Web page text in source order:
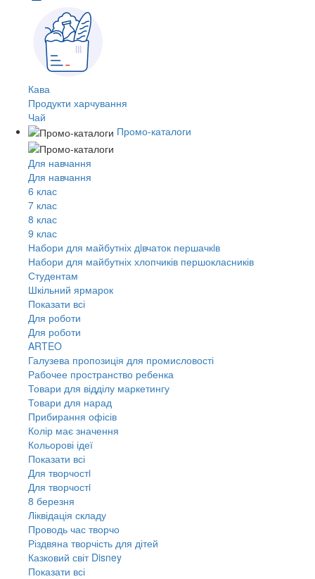
Кава
Продукти харчування
Чай
Промо-каталоги
Для навчання
Для навчання
6 клас
7 клас
8 клас
9 клас
Набори для майбутніх дiвчаток першачкiв
Набори для майбутніх хлопчиків першокласників
Студентам
Шкільний ярмарок
Показати всі
Для роботи
Для роботи
ARTEO
Галузева пропозиція для промисловості
Рабочее пространство ребенка
Товари для відділу маркетингу
Товари для нарад
Прибирання офісів
Колір має значення
Кольорові ідеї
Показати всі
Для творчостi
Для творчостi
8 березня
Ліквідація складу
Проводь час творчо
Різдвяна творчість для дітей
Казковий світ Disney
Показати всі